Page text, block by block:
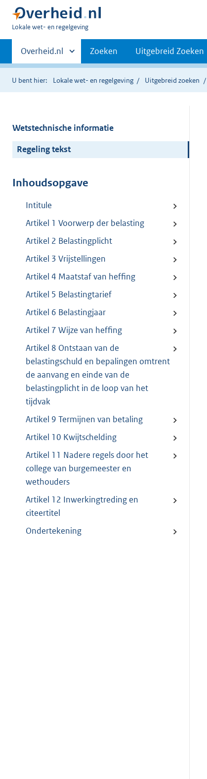
U
hier:
Lokale wet- en regelgeving
Primaire
navigatie
Andere
sites
binnen
Overheid.nl Zoeken Uitgebreid Zoeken
U bent hier: Lokale wet- en regelgeving Uitgebreid zoeken
Wetstechnische informatie
Regeling tekst
Inhoudsopgave
Intitule
Artikel 1 Voorwerp der belasting
Artikel 2 Belastingplicht
Artikel 3 Vrijstellingen
Artikel 4 Maatstaf van heffing
Artikel 5 Belastingtarief
Artikel 6 Belastingjaar
Artikel 7 Wijze van heffing
Artikel 8 Ontstaan van de
belastingschuld en bepalingen omtrent
de aanvang en einde van de
belastingplicht in de loop van het
tijdvak
Artikel 9 Termijnen van betaling
Artikel 10 Kwijtschelding
Artikel 11 Nadere regels door het
college van burgemeester en
wethouders
Artikel 12 Inwerkingtreding en
citeertitel
Ondertekening